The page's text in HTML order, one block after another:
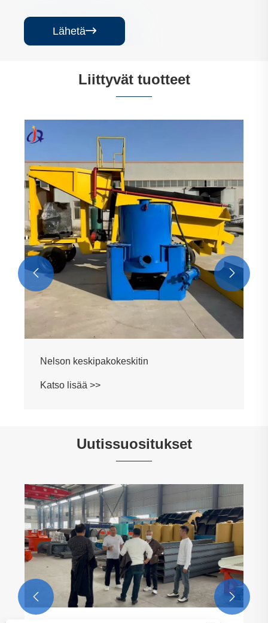
Lähetä
Liittyvät tuotteet
Alluvial kultaa etsivä ajoneuvo
Katso lisää >>
 
Uutissuositukset
Miksi alluviaalinen kultaa sykkivä sulku on
välttämätön tehokkaalle kullan
talteenotolle?
Katso lisää >>
 